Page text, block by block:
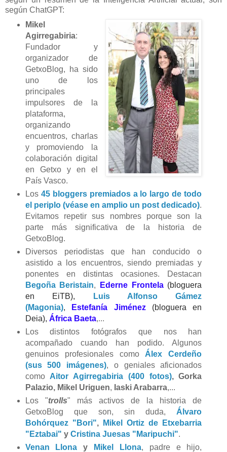
según ChatGPT:
Mikel
Agirregabiria:
Fundador y
organizador de
GetxoBlog, ha sido
uno de los
principales
impulsores de la
plataforma,
organizando
encuentros, charlas
y promoviendo la
colaboración digital
en Getxo y en el
País Vasco.
Los 45 bloggers premiados a lo largo de todo
el periplo (véase en amplio un post dedicado).
Evitamos repetir sus nombres porque son la
parte más significativa de la historia de
GetxoBlog.
Diversos periodistas que han conducido o
asistido a los encuentros, siendo premiadas y
ponentes en distintas ocasiones. Destacan
Begoña Beristain, Ederne Frontela(bloguera
en EiTB),
Luis Alfonso Gámez
(Magonia), Estefanía Jiménez(bloguera en
Deia), África Baeta,...
Los distintos fotógrafos que nos han
acompañado cuando han podido. Algunos
genuinos profesionales como Álex Cerdeño
(sus 500 imágenes), o geniales aficionados
como Aitor Agirregabiria (400 fotos), Gorka
Palazio, Mikel Uriguen, Iaski Arabarra,...
Los "trolls" más activos de la historia de
GetxoBlog que son, sin duda, Álvaro
Bohórquez "Bori",
Mikel Ortiz de Etxebarria
"Eztabai" y Cristina Juesas "Maripuchi".
Venan Llona y Mikel Llona, padre e hijo,